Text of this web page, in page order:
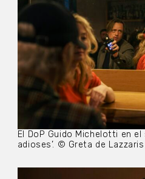
El DoP Guido Michelotti en el
adioses’. © Greta de Lazzaris